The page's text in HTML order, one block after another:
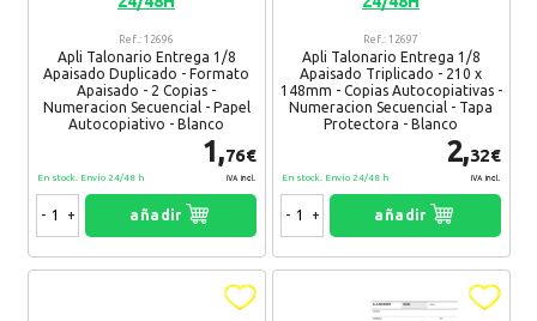
Ref.: 12696
Apli Talonario Entrega 1/8
Apaisado Duplicado - Formato
Apaisado - 2 Copias -
Numeracion Secuencial - Papel
Autocopiativo - Blanco
1,76€
IVA Incl.
En stock. Envío 24/48 h
- + añadir
Ref.: 12697
Apli Talonario Entrega 1/8
Apaisado Triplicado - 210 x
148mm - Copias Autocopiativas -
Numeracion Secuencial - Tapa
Protectora - Blanco
2,32€
IVA Incl.
En stock. Envío 24/48 h
- + añadir